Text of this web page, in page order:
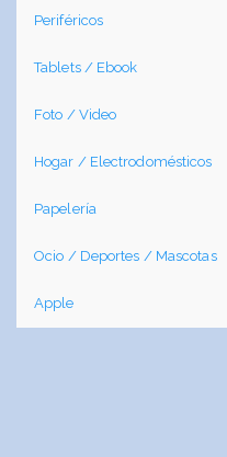
Periféricos
Tablets / Ebook
Foto / Video
Hogar / Electrodomésticos
Papelería
Ocio / Deportes / Mascotas
Apple